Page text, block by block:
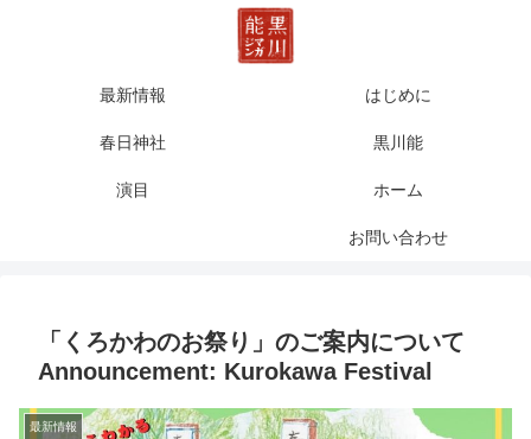
最新情報 はじめに
春日神社 黒川能
演目 ホーム
お問い合わせ
「くろかわのお祭り」のご案内について
Announcement: Kurokawa Festival
最新情報